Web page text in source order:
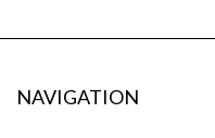
NAVIGATION